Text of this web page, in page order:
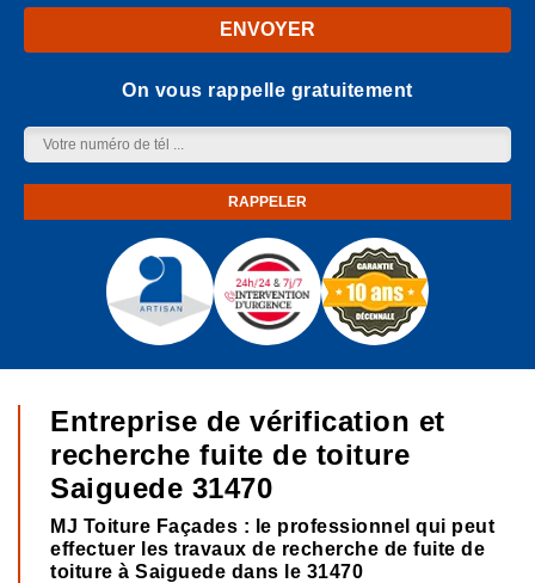
On vous rappelle gratuitement
Entreprise de vérification et
recherche fuite de toiture
Saiguede 31470
MJ Toiture Façades : le professionnel qui peut
effectuer les travaux de recherche de fuite de
toiture à Saiguede dans le 31470